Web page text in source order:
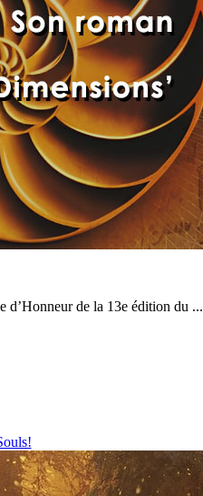
d’Honneur de la 13e édition du ...